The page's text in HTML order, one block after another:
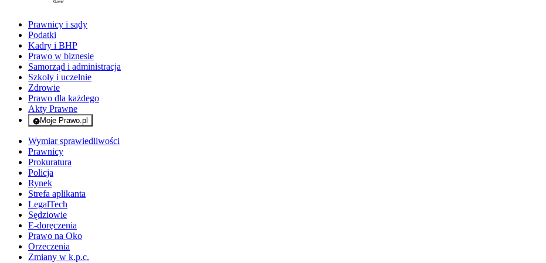
Prawnicy i sądy
Podatki
Kadry i BHP
Prawo w biznesie
Samorząd i administracja
Szkoły i uczelnie
Zdrowie
Prawo dla każdego
Akty Prawne
Moje Prawo.pl
- rejestracja i logowanie do serwisu
Wymiar sprawiedliwości
Prawnicy
Prokuratura
Policja
Rynek
Strefa aplikanta
LegalTech
Sędziowie
E-doręczenia
Prawo na Oko
Orzeczenia
Zmiany w k.p.c.